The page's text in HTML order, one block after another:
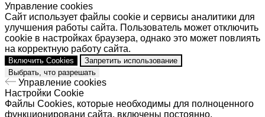
Управление cookies
Сайт использует файлы cookie и сервисы аналитики для
улучшения работы сайта. Пользователь может отключить
cookie в настройках браузера, однако это может повлиять
на корректную работу сайта.
Включить Cookies
Запретить использование
Выбрать, что разрешать
Управление cookies
Настройки Cookie
Файлы Cookies, которые необходимы для полноценного
функционировани сайта, включены постоянно.